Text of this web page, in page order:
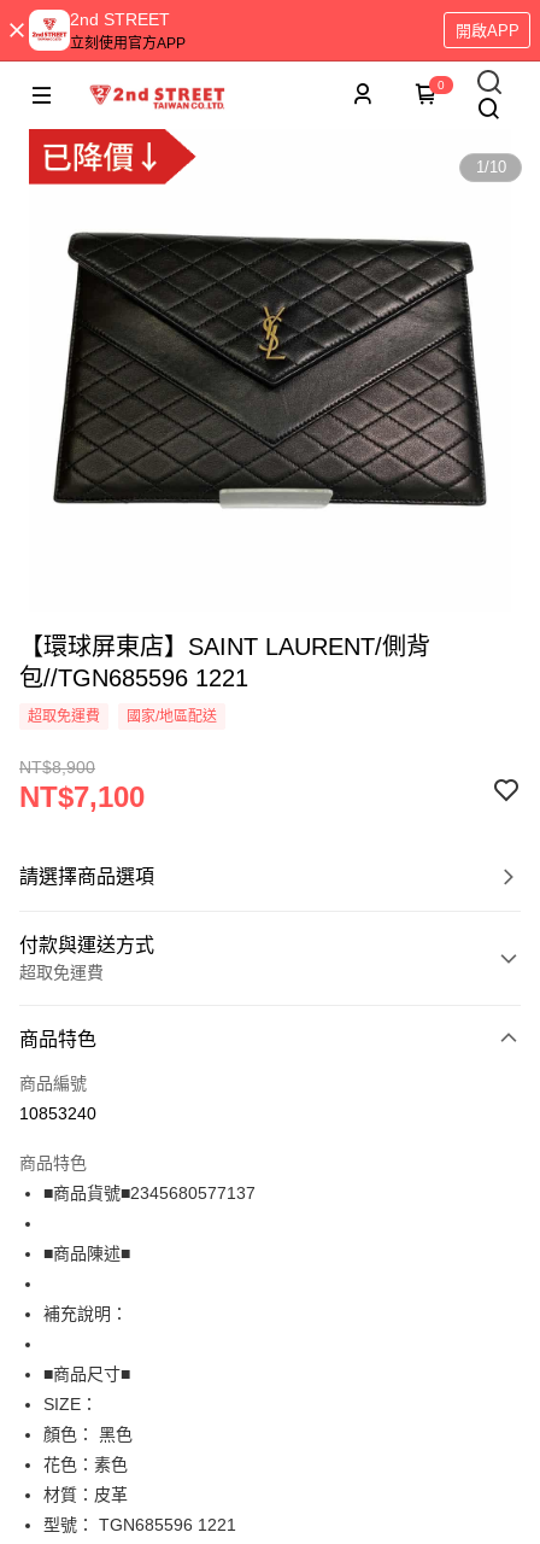
2nd STREET
立刻使用官方APP
開啟APP
0
1/10
【環球屏東店】SAINT LAURENT/側背
包//TGN685596 1221
超取免運費 國家/地區配送
NT$8,900
NT$7,100
請選擇商品選項
付款與運送方式
超取免運費
信用卡一次付款
超商取貨付款
Apple Pay
街口支付
全盈+PAY
AFTEE先享後付
相關說明
【關於「AFTEE先享後付」】
AFTEE先享後付是「在收到商品之後才付款」的支付方式。 讓您購物簡單
便利好安心！
１．簡單：不需註冊會員、不需綁卡、不需儲值。
３．安心：先確認商品／服務後，再付款。
運送方式
全家取貨付款
免運費
商品特色
商品編號
10853240
商品特色
■商品貨號■2345680577137
■商品陳述■
補充說明：
■商品尺寸■
SIZE：
顏色： 黑色
花色：素色
材質：皮革
型號： TGN685596 1221